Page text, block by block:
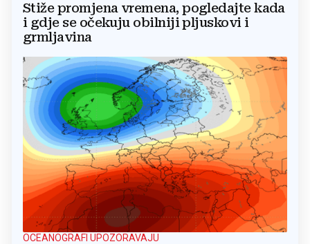
Stiže promjena vremena, pogledajte kada
i gdje se očekuju obilniji pljuskovi i
grmljavina
OCEANOGRAFI UPOZORAVAJU